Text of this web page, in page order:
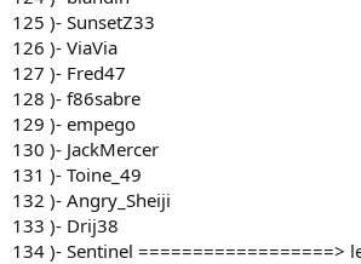
125 )- SunsetZ33
126 )- ViaVia
127 )- Fred47
128 )- f86sabre
129 )- empego
130 )- JackMercer
131 )- Toine_49
132 )- Angry_Sheiji
133 )- Drij38
134 )- Sentinel ==================>